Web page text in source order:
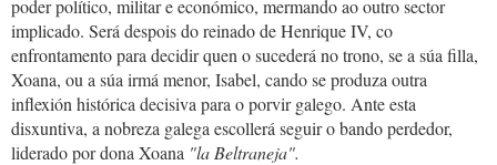
poder político, militar e económico, mermando ao outro sector
implicado. Será despois do reinado de Henrique IV, co
enfrontamento para decidir quen o sucederá no trono, se a súa filla,
Xoana, ou a súa irmá menor, Isabel, cando se produza outra
inflexión histórica decisiva para o porvir galego. Ante esta
disxuntiva, a nobreza galega escollerá seguir o bando perdedor,
liderado por dona Xoana "la Beltraneja".